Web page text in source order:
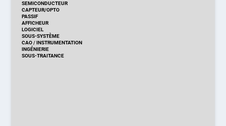
SEMICONDUCTEUR
CAPTEUR/OPTO
PASSIF
AFFICHEUR
LOGICIEL
SOUS-SYSTÈME
CAO/INSTRUMENTATION
INGÉNIERIE
SOUS-TRAITANCE